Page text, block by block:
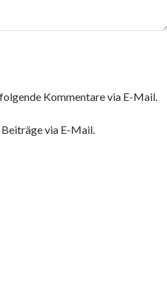
Kommentare via E-Mail.
via E-Mail.